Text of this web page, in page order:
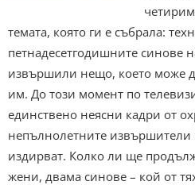
темата, която ги е събрала:
петнадесетгодишните синове
извършили нещо, което може
им. До този момент по
единствено неясни кадри от
непълнолетните извършители
издирват. Колко ли ще
жени, двама синове – кой от